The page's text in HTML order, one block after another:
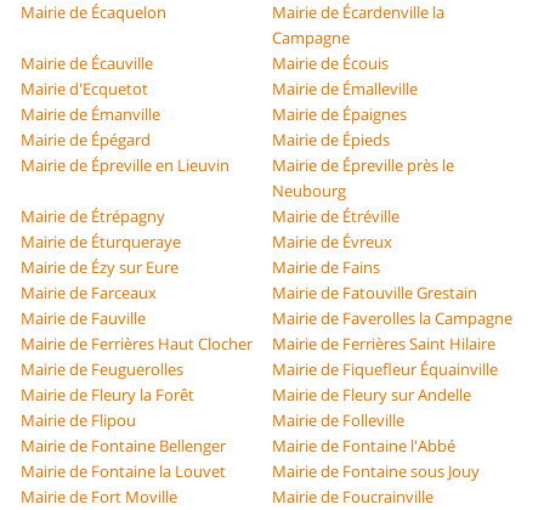
Mairie de Écaquelon
Mairie de Écardenville la
Campagne
Mairie de Écauville
Mairie de Écouis
Mairie d'Ecquetot
Mairie de Émalleville
Mairie de Émanville
Mairie de Épaignes
Mairie de Épégard
Mairie de Épieds
Mairie de Épreville en Lieuvin
Mairie de Épreville près le
Neubourg
Mairie de Étrépagny
Mairie de Étréville
Mairie de Éturqueraye
Mairie de Évreux
Mairie de Ézy sur Eure
Mairie de Fains
Mairie de Farceaux
Mairie de Fatouville Grestain
Mairie de Fauville
Mairie de Faverolles la Campagne
Mairie de Ferrières Haut Clocher
Mairie de Ferrières Saint Hilaire
Mairie de Feuguerolles
Mairie de Fiquefleur Équainville
Mairie de Fleury la Forêt
Mairie de Fleury sur Andelle
Mairie de Flipou
Mairie de Folleville
Mairie de Fontaine Bellenger
Mairie de Fontaine l'Abbé
Mairie de Fontaine la Louvet
Mairie de Fontaine sous Jouy
Mairie de Fort Moville
Mairie de Foucrainville